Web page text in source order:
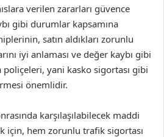
verilen zararları güvence
gibi durumlar kapsamına
satın aldıkları zorunlu
iyi anlaması ve değer kaybı gibi
yani kasko sigortası gibi
önemlidir.
karşılaşılabilecek maddi
için, hem zorunlu trafik sigortası